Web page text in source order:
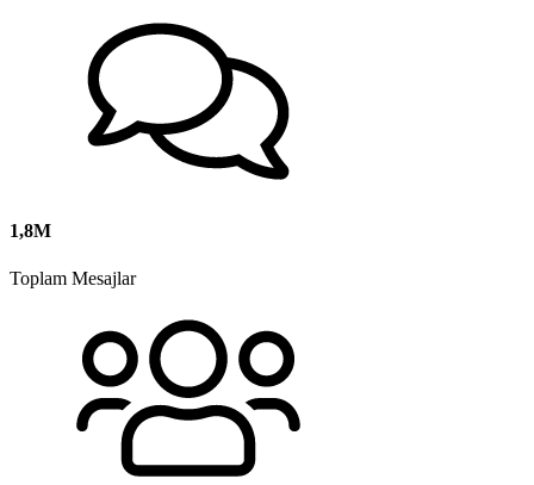
1,8M
Toplam Mesajlar